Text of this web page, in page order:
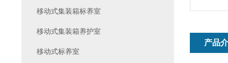
产品
移动式集装箱标养室
移动式集装箱养护室
移动式标养室